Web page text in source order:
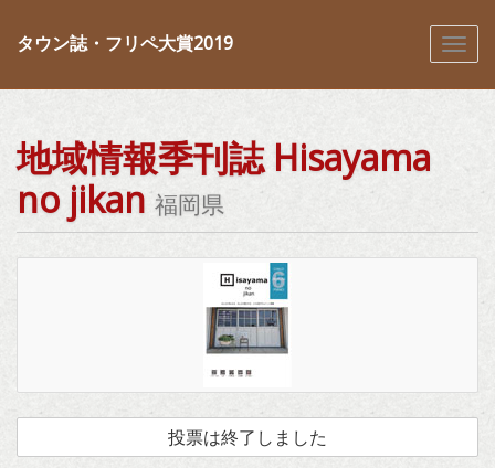
タウン誌・フリペ大賞2019
地域情報季刊誌 Hisayama
no jikan福岡県
投票は終了しました